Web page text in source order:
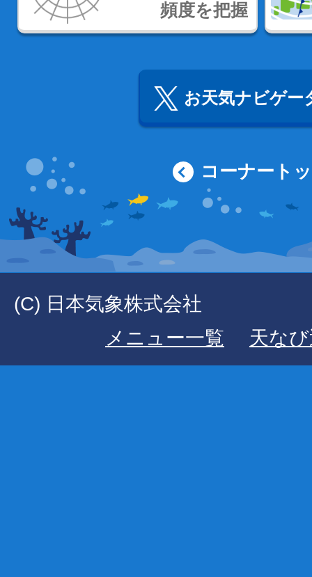
頻度を把握
お天気ナビゲー
コーナート
(C) 日本気象株式会社
メニュー一覧
天な